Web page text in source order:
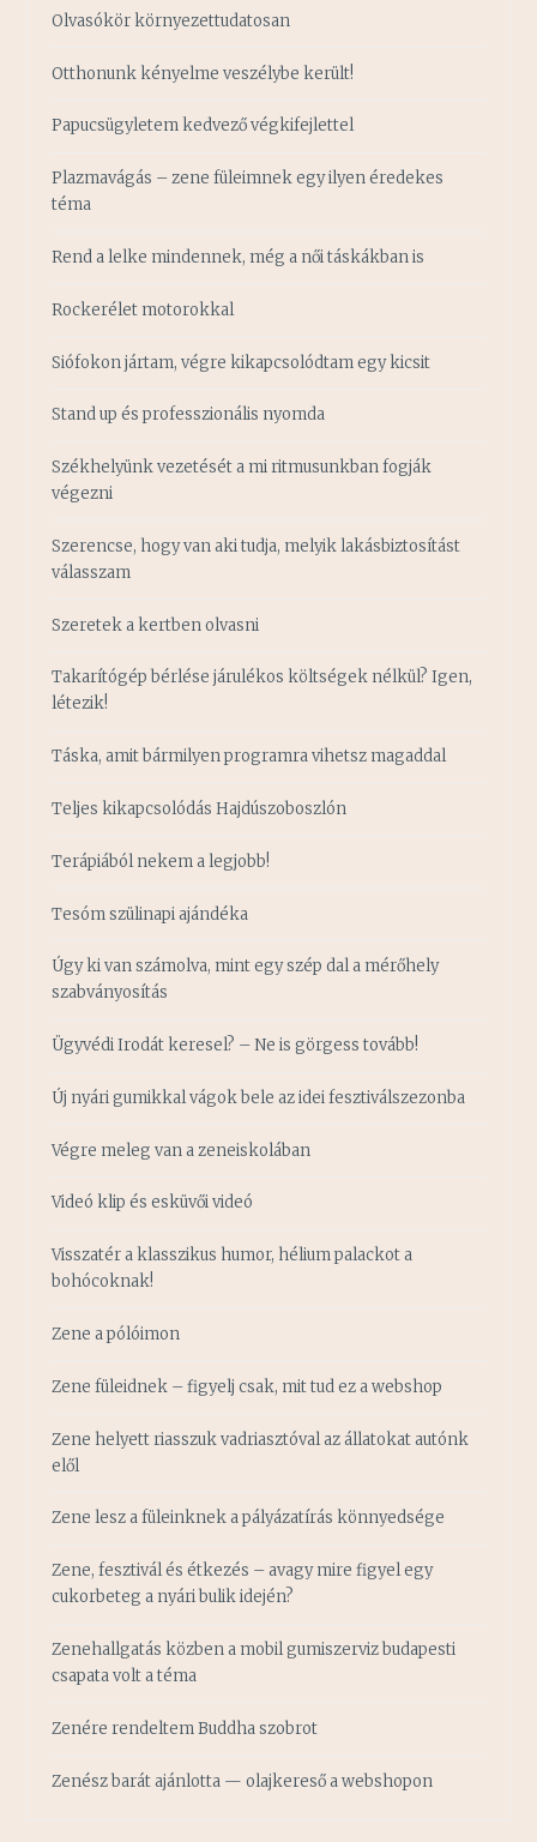
Olvasókör környezettudatosan
Otthonunk kényelme veszélybe került!
Papucsügyletem kedvező végkifejlettel
Plazmavágás – zene füleimnek egy ilyen éredekes
téma
Rend a lelke mindennek, még a női táskákban is
Rockerélet motorokkal
Siófokon jártam, végre kikapcsolódtam egy kicsit
Stand up és professzionális nyomda
Székhelyünk vezetését a mi ritmusunkban fogják
végezni
Szerencse, hogy van aki tudja, melyik lakásbiztosítást
válasszam
Szeretek a kertben olvasni
Takarítógép bérlése járulékos költségek nélkül? Igen,
létezik!
Táska, amit bármilyen programra vihetsz magaddal
Teljes kikapcsolódás Hajdúszoboszlón
Terápiából nekem a legjobb!
Tesóm szülinapi ajándéka
Úgy ki van számolva, mint egy szép dal a mérőhely
szabványosítás
Ügyvédi Irodát keresel? – Ne is görgess tovább!
Új nyári gumikkal vágok bele az idei fesztiválszezonba
Végre meleg van a zeneiskolában
Videó klip és esküvői videó
Visszatér a klasszikus humor, hélium palackot a
bohócoknak!
Zene a pólóimon
Zene füleidnek – figyelj csak, mit tud ez a webshop
Zene helyett riasszuk vadriasztóval az állatokat autónk
elől
Zene lesz a füleinknek a pályázatírás könnyedsége
Zene, fesztivál és étkezés – avagy mire figyel egy
cukorbeteg a nyári bulik idején?
Zenehallgatás közben a mobil gumiszerviz budapesti
csapata volt a téma
Zenére rendeltem Buddha szobrot
Zenész barát ajánlotta — olajkereső a webshopon